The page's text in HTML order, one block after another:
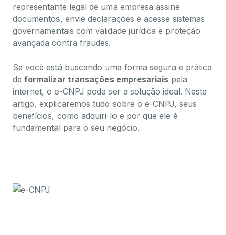
representante legal de uma empresa assine
documentos, envie declarações e acesse sistemas
governamentais com validade jurídica e proteção
avançada contra fraudes.
Se você está buscando uma forma segura e prática
de formalizar transações empresariais pela
internet, o e-CNPJ pode ser a solução ideal. Neste
artigo, explicaremos tudo sobre o e-CNPJ, seus
benefícios, como adquiri-lo e por que ele é
fundamental para o seu negócio.